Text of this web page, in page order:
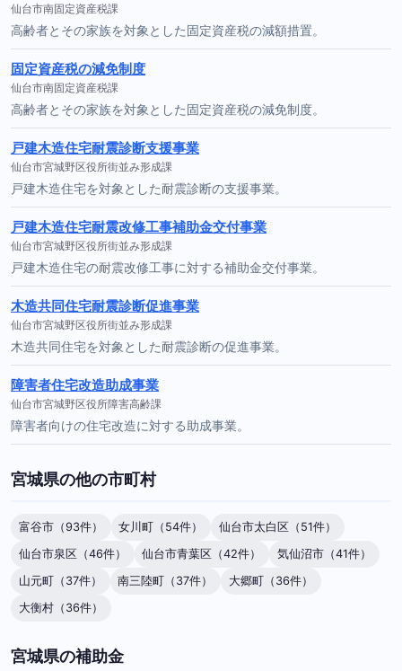
仙台市南固定資産税課
高齢者とその家族を対象とした固定資産税の減額措置。
固定資産税の減免制度
仙台市南固定資産税課
高齢者とその家族を対象とした固定資産税の減免制度。
戸建木造住宅耐震診断支援事業
仙台市宮城野区役所街並み形成課
戸建木造住宅を対象とした耐震診断の支援事業。
戸建木造住宅耐震改修工事補助金交付事業
仙台市宮城野区役所街並み形成課
戸建木造住宅の耐震改修工事に対する補助金交付事業。
木造共同住宅耐震診断促進事業
仙台市宮城野区役所街並み形成課
木造共同住宅を対象とした耐震診断の促進事業。
障害者住宅改造助成事業
仙台市宮城野区役所障害高齢課
障害者向けの住宅改造に対する助成事業。
宮城県の他の市町村
富谷市（93件） 女川町（54件）
仙台市太白区（51件）
仙台市泉区（46件）
仙台市青葉区（42件）
気仙沼市（41件）
山元町（37件）
南三陸町（37件）
大郷町（36件）
大衡村（36件）
宮城県の補助金